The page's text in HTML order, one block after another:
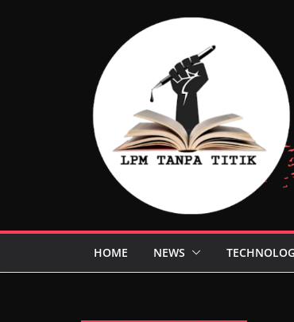
HOME NEWS